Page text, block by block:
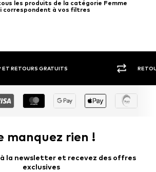
les produits de la catégorie Femme
correspondent à vos filtres
SOUS 30 JOURS LARGE
manquez rien !
la newsletter et recevez des offres
exclusives